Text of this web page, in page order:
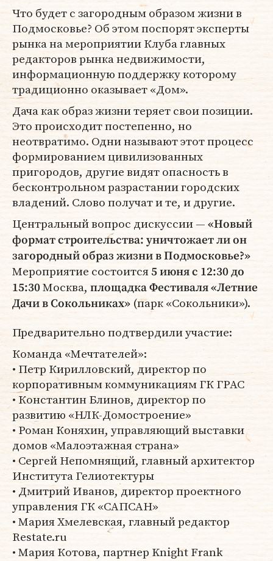
Что будет с загородным образом жизни в
Подмосковье? Об этом поспорят эксперты
рынка на мероприятии Клуба главных
редакторов рынка недвижимости,
информационную поддержку которому
традиционно оказывает «Дом».
Дача как образ жизни теряет свои позиции.
Это происходит постепенно, но
неотвратимо. Одни называют этот процесс
формированием цивилизованных
пригородов, другие видят опасность в
бесконтрольном разрастании городских
владений. Слово получат и те, и другие.
Центральный вопрос дискуссии — «Новый
формат строительства: уничтожает ли он
загородный образ жизни в Подмосковье?»
Мероприятие состоится5 июня с 12:30 до
15:30Москва, площадка Фестиваля «Летние
Дачи в Сокольниках» (парк «Сокольники»).
Предварительно подтвердили участие:
Команда «Мечтателей»:
• Петр Кирилловский, директор по
корпоративным коммуникациям ГК ГРАС
• Константин Блинов, директор по
развитию «НЛК-Домостроение»
• Роман Коняхин, управляющий выставки
домов «Малоэтажная страна»
• Сергей Непомнящий, главный архитектор
Института Гелиотектуры
• Дмитрий Иванов, директор проектного
управления ГК «САПСАН»
• Мария Хмелевская, главный редактор
Restate.ru
• Мария Котова, партнер Knight Frank